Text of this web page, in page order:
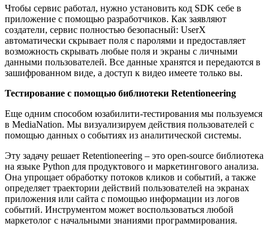
Чтобы сервис работал, нужно установить код SDK себе в
приложение с помощью разработчиков. Как заявляют
создатели, сервис полностью безопасный: UserX
автоматически скрывает поля с паролями и предоставляет
возможность скрывать любые поля и экраны с личными
данными пользователей. Все данные хранятся и передаются в
зашифрованном виде, а доступ к видео имеете только вы.
Тестирование с помощью библиотеки Retentioneering
Еще одним способом юзабилити-тестирования мы пользуемся
в MediaNation. Мы визуализируем действия пользователей с
помощью данных о событиях из аналитической системы.
Эту задачу решает Retentioneering – это open-source библиотека
на языке Python для продуктового и маркетингового анализа.
Она упрощает обработку потоков кликов и событий, а также
определяет траектории действий пользователей на экранах
приложения или сайта с помощью информации из логов
событий. Инструментом может воспользоваться любой
маркетолог с начальными знаниями программирования.